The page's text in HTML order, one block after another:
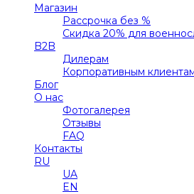
Магазин
Рассрочка без %
Скидка 20% для
B2B
Дилерам
Корпоративным
Блог
О нас
Фотогалерея
Отзывы
FAQ
Контакты
RU
UA
EN